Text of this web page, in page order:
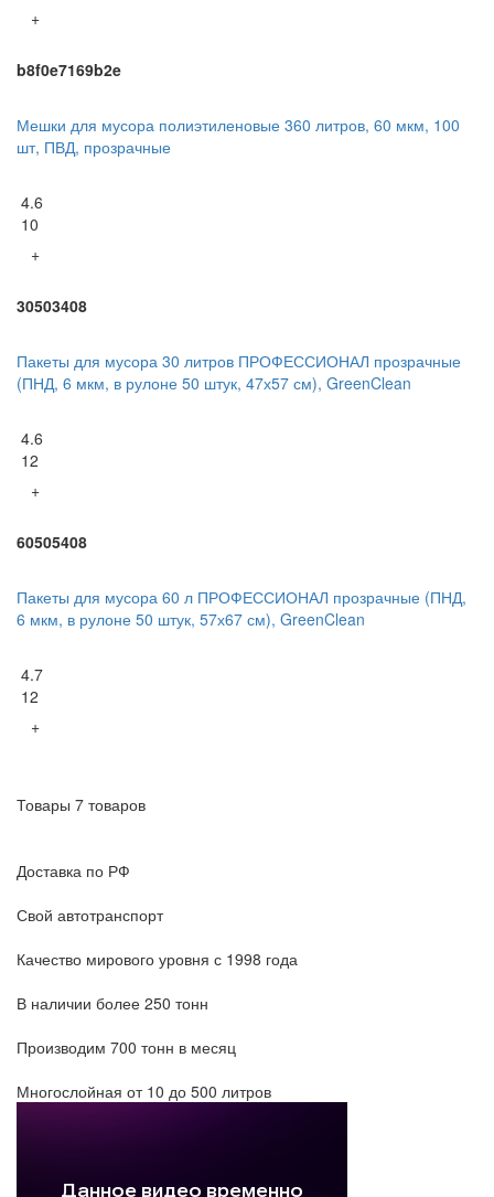
+
b8f0e7169b2e
Мешки для мусора полиэтиленовые 360 литров, 60 мкм, 100
шт, ПВД, прозрачные
4.6
10
+
30503408
Пакеты для мусора 30 литров ПРОФЕССИОНАЛ прозрачные
(ПНД, 6 мкм, в рулоне 50 штук, 47х57 см), GreenClean
4.6
12
+
60505408
Пакеты для мусора 60 л ПРОФЕССИОНАЛ прозрачные (ПНД,
6 мкм, в рулоне 50 штук, 57х67 см), GreenClean
4.7
12
+
Товары 7 товаров
Доставка по РФ
Свой автотранспорт
Качество мирового уровня с 1998 года
В наличии более 250 тонн
Производим 700 тонн в месяц
Многослойная от 10 до 500 литров